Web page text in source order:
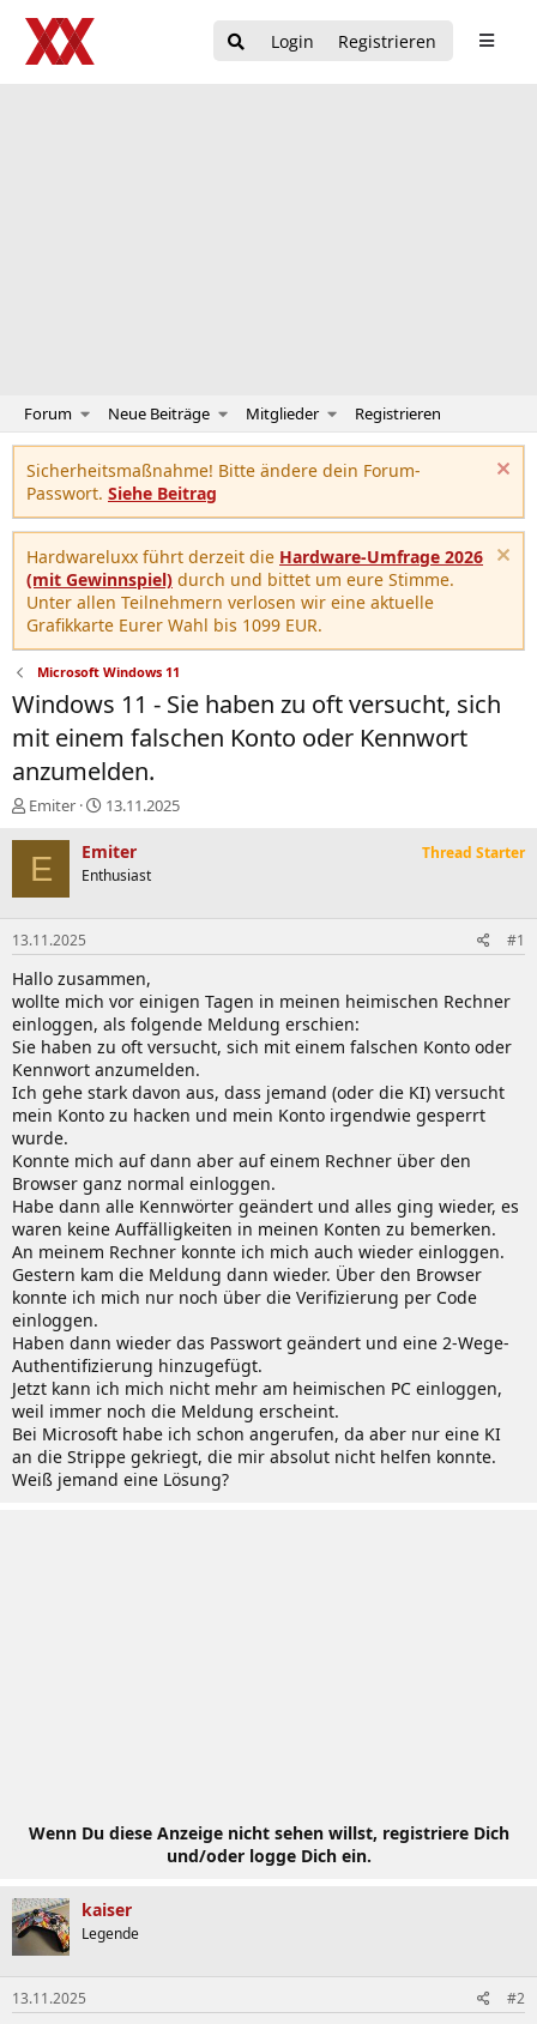
Login Registrieren
Forum Neue Beiträge Mitglieder Registrieren
Sicherheitsmaßnahme! Bitte ändere dein Forum-
Passwort. Siehe Beitrag
Hardwareluxx führt derzeit die Hardware-Umfrage 2026
(mit Gewinnspiel) durch und bittet um eure Stimme.
Unter allen Teilnehmern verlosen wir eine aktuelle
Grafikkarte Eurer Wahl bis 1099 EUR.
Microsoft Windows 11
Windows 11 - Sie haben zu oft versucht, sich
mit einem falschen Konto oder Kennwort
anzumelden.
E
s
e
r
Emiter
E
s
t
t
a
m
13.11.2025
E Emiter
Enthusiast
Thread Starter
13.11.2025 #1
Hallo zusammen,
wollte mich vor einigen Tagen in meinen heimischen Rechner
einloggen, als folgende Meldung erschien:
Sie haben zu oft versucht, sich mit einem falschen Konto oder
Kennwort anzumelden.
Ich gehe stark davon aus, dass jemand (oder die KI) versucht
mein Konto zu hacken und mein Konto irgendwie gesperrt
wurde.
Konnte mich auf dann aber auf einem Rechner über den
Browser ganz normal einloggen.
Habe dann alle Kennwörter geändert und alles ging wieder, es
waren keine Auffälligkeiten in meinen Konten zu bemerken.
An meinem Rechner konnte ich mich auch wieder einloggen.
Gestern kam die Meldung dann wieder. Über den Browser
konnte ich mich nur noch über die Verifizierung per Code
einloggen.
Haben dann wieder das Passwort geändert und eine 2-Wege-
Authentifizierung hinzugefügt.
Jetzt kann ich mich nicht mehr am heimischen PC einloggen,
weil immer noch die Meldung erscheint.
Bei Microsoft habe ich schon angerufen, da aber nur eine KI
an die Strippe gekriegt, die mir absolut nicht helfen konnte.
Weiß jemand eine Lösung?
Wenn Du diese Anzeige nicht sehen willst, registriere Dich
und/oder logge Dich ein.
kaiser
Legende
13.11.2025 #2